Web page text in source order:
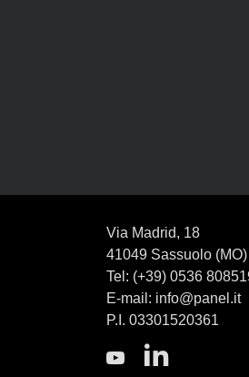
Via Madrid, 18
41049 Sassuolo
Tel: (+39) 0536
E-mail: info@panel.it
P.I. 03301520361